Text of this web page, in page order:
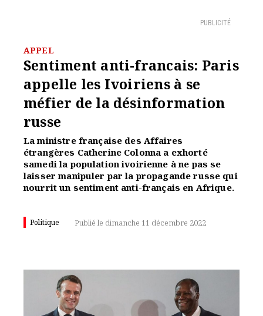
PUBLICITÉ
APPEL
Sentiment anti-francais: Paris
appelle les Ivoiriens à se
méfier de la désinformation
russe
La ministre française des Affaires
étrangères Catherine Colonna a exhorté
samedi la population ivoirienne à ne pas se
laisser manipuler par la propagande russe qui
nourrit un sentiment anti-français en Afrique.
Politique Publié le dimanche 11 décembre 2022